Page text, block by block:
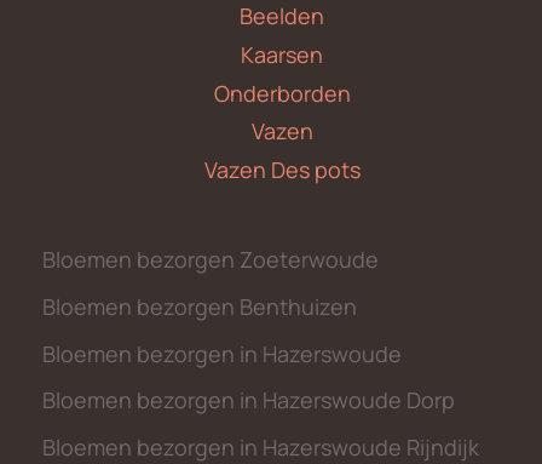
Beelden
Kaarsen
Onderborden
Vazen
Vazen Des pots
Bloemen bezorgen Zoeterwoude
Bloemen bezorgen Benthuizen
Bloemen bezorgen in Hazerswoude
Bloemen bezorgen in Hazerswoude Dorp
Bloemen bezorgen in Hazerswoude Rijndijk